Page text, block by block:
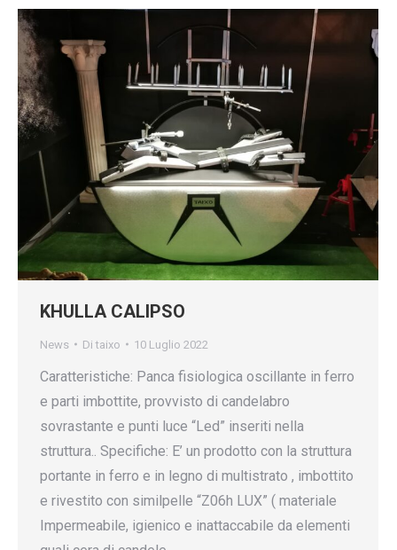
KHULLA CALIPSO
News Ditaixo 10 Luglio 2022
Caratteristiche: Panca fisiologica oscillante in ferro
e parti imbottite, provvisto di candelabro
sovrastante e punti luce “Led” inseriti nella
struttura.. Specifiche: E’ un prodotto con la struttura
portante in ferro e in legno di multistrato , imbottito
e rivestito con similpelle “Z06h LUX” ( materiale
Impermeabile, igienico e inattaccabile da elementi